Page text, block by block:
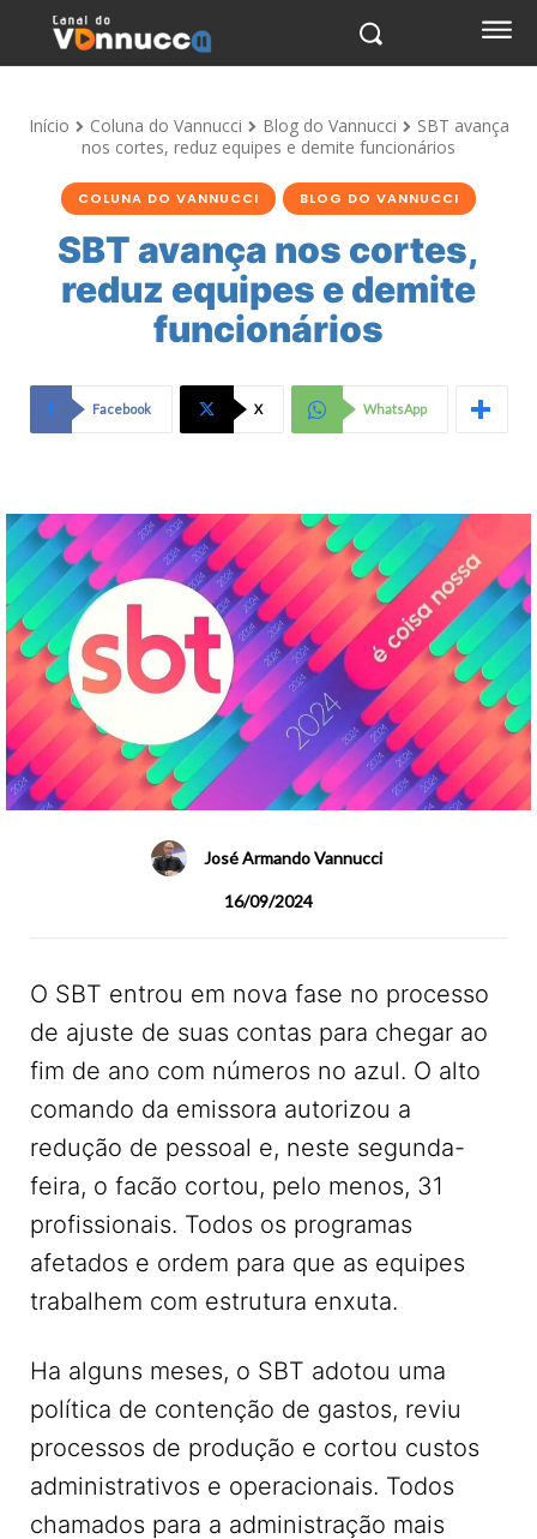
Início Coluna do Vannucci Blog do Vannucci
SBT avança
nos cortes, reduz equipes e demite funcionários
COLUNA DO VANNUCCI BLOG DO VANNUCCI
SBT avança nos cortes,
reduz equipes e demite
funcionários
Facebook X WhatsApp
José Armando Vannucci
16/09/2024
O SBT entrou em nova fase no processo
de ajuste de suas contas para chegar ao
fim de ano com números no azul. O alto
comando da emissora autorizou a
redução de pessoal e, neste segunda-
feira, o facão cortou, pelo menos, 31
profissionais. Todos os programas
afetados e ordem para que as equipes
trabalhem com estrutura enxuta.
Ha alguns meses, o SBT adotou uma
política de contenção de gastos, reviu
processos de produção e cortou custos
administrativos e operacionais. Todos
chamados para a administração mais